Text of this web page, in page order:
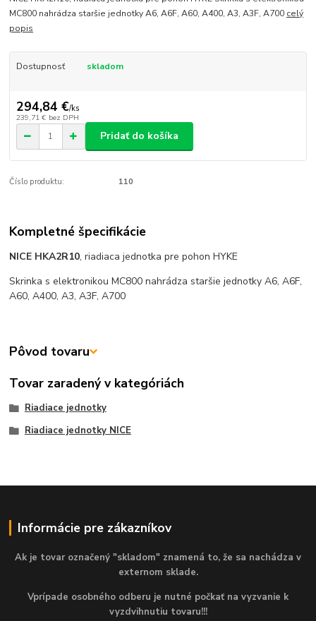
MC800 nahrádza staršie jednotky A6, A6F, A60, A400, A3, A3F, A700 celý
popis
Dostupnosť skladom
294,84 €/ks
239,71 € bez DPH
Pridať do košíka
Číslo produktu: 110
Kompletné špecifikácie
NICE HKA2R10, riadiaca jednotka pre pohon HYKE
Skrinka s elektronikou MC800 nahrádza staršie jednotky A6, A6F,
A60, A400, A3, A3F, A700
Pôvod tovaru
Tovar zaradený v kategóriách
Riadiace jednotky
Riadiace jednotky NICE
Informácie pre zákazníkov
Ak je tovar označený "skladom" znamená to, že sa nachádza v
externom sklade.
Vprípade osobného odberu je nutné počkať na vyzvanie k
vyzdvihnutiu tovaru!!!